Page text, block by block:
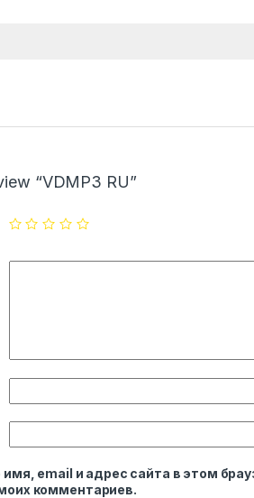
“VDMP3 RU”
email и адрес сайта в этом
комментариев.